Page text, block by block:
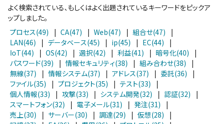
よく検索されている、もしくはよく出題されているキーワードをピックア
ップしました。
プロセス(49)
| CA(47) | Web(47) | 組合せ(47)
|
LAN(46)
| データベース(45) | ip(45) | EC(44)
|
IoT(44)
| OS(42) | 選択(42) | 利益(41) | 暗号化(40)
|
パスワード(39)
| 情報セキュリティ(38) | 組み合わせ(38)
|
無線(37)
| 情報システム(37) | アドレス(37) | 委託(36)
|
ファイル(35)
| プロジェクト(35) | テスト(33)
|
個人情報(33)
| 攻撃(33) | システム開発(32) | 認証(32)
|
スマートフォン(32)
| 電子メール(31) | 発注(31)
|
売上(30)
| サーバー(30) | 調達(29) | 仮想(28)
|